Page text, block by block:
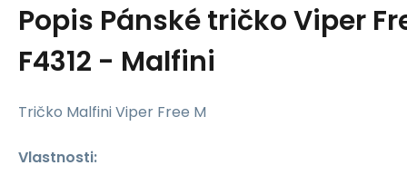
Popis Pánské tričko Viper
F4312 - Malfini
Tričko Malfini Viper Free M
Vlastnosti: